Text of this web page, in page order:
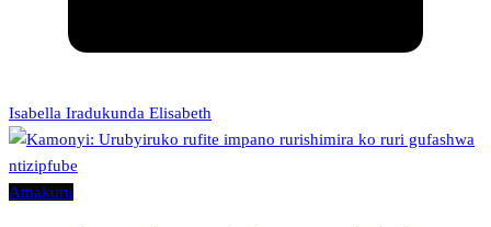
Isabella Iradukunda Elisabeth
Amakuru